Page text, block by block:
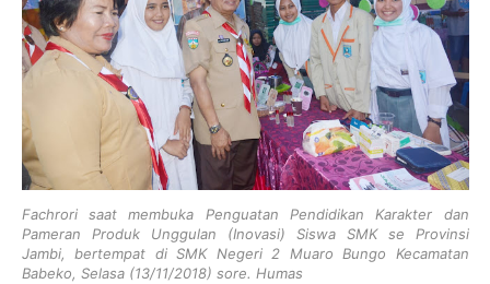
Fachrori saat membuka Penguatan Pendidikan Karakter dan
Pameran Produk Unggulan (Inovasi) Siswa SMK se Provinsi
Jambi, bertempat di SMK Negeri 2 Muaro Bungo Kecamatan
Babeko, Selasa (13/11/2018) sore. Humas